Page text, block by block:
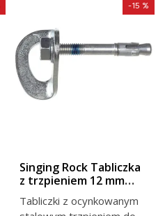
Singing Rock Tabliczka
z trzpieniem 12 mm
ocynkowana
Tabliczki z ocynkowanym
-15 %